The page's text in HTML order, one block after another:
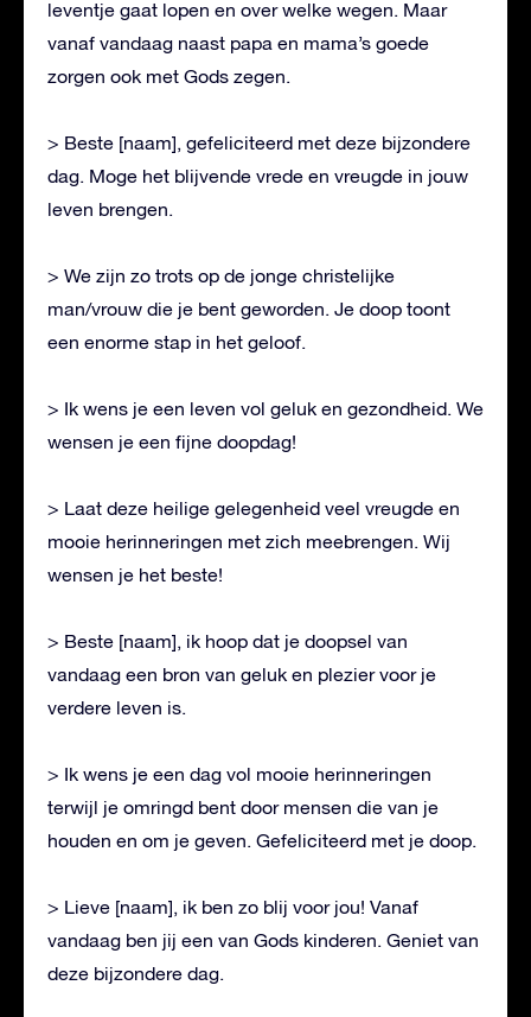
leventje gaat lopen en over welke wegen. Maar
vanaf vandaag naast papa en mama’s goede
zorgen ook met Gods zegen.
> Beste [naam], gefeliciteerd met deze bijzondere
dag. Moge het blijvende vrede en vreugde in jouw
leven brengen.
> We zijn zo trots op de jonge christelijke
man/vrouw die je bent geworden. Je doop toont
een enorme stap in het geloof.
> Ik wens je een leven vol geluk en gezondheid. We
wensen je een fijne doopdag!
> Laat deze heilige gelegenheid veel vreugde en
mooie herinneringen met zich meebrengen. Wij
wensen je het beste!
> Beste [naam], ik hoop dat je doopsel van
vandaag een bron van geluk en plezier voor je
verdere leven is.
> Ik wens je een dag vol mooie herinneringen
terwijl je omringd bent door mensen die van je
houden en om je geven. Gefeliciteerd met je doop.
> Lieve [naam], ik ben zo blij voor jou! Vanaf
vandaag ben jij een van Gods kinderen. Geniet van
deze bijzondere dag.